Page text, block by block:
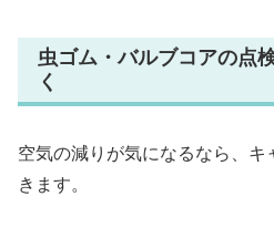
虫ゴム・バルブコアの点
く
空気の減りが気になるなら、
きます。